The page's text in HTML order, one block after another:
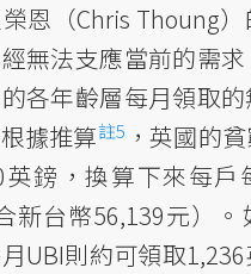
恩（Chris Thoung
無法支應當前的需
各年齡層每月領取
據推算註5 ，英國的
英鎊，換算下來每戶
新台幣56,139元）
UBI則約可領取